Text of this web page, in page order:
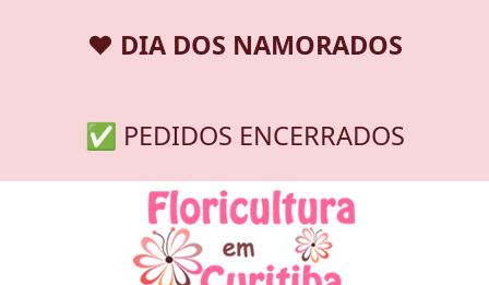
❤️ DIA DOS NAMORADOS
✅ PEDIDOS ENCERRADOS